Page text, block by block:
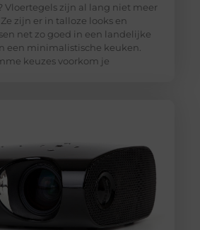
Vloertegels zijn al lang niet meer
zijn er in talloze looks en
net zo goed in een landelijke
een minimalistische keuken.
keuzes voorkom je